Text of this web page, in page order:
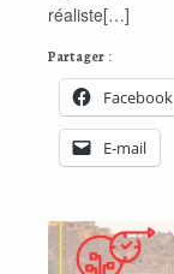
réaliste[…]
Partager :
Facebook
E-mail